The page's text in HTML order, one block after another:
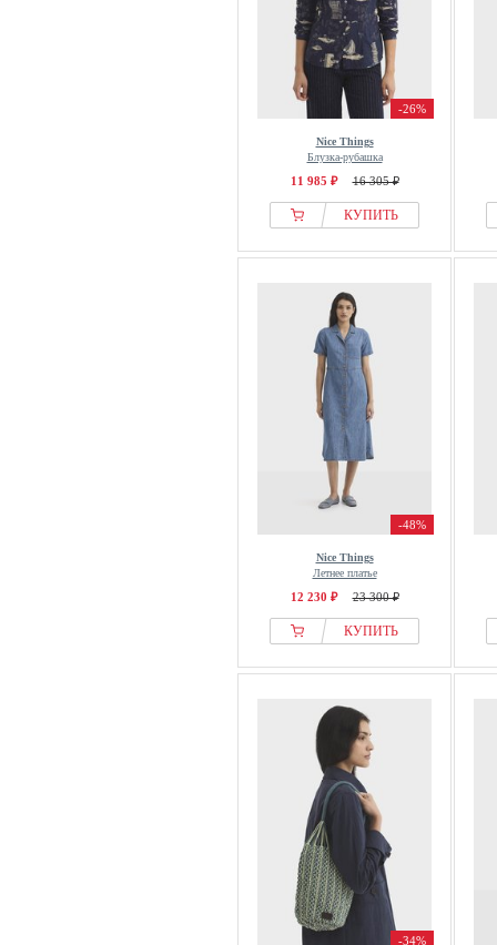
-26%
Nice Things
Блузка-рубашка
11 985 ₽ 16 305 ₽
КУПИТЬ
-48%
Nice Things
Летнее платье
12 230 ₽ 23 300 ₽
КУПИТЬ
-34%